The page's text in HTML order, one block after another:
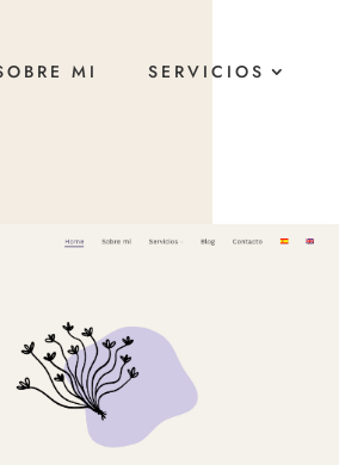
MI SERVICIOS